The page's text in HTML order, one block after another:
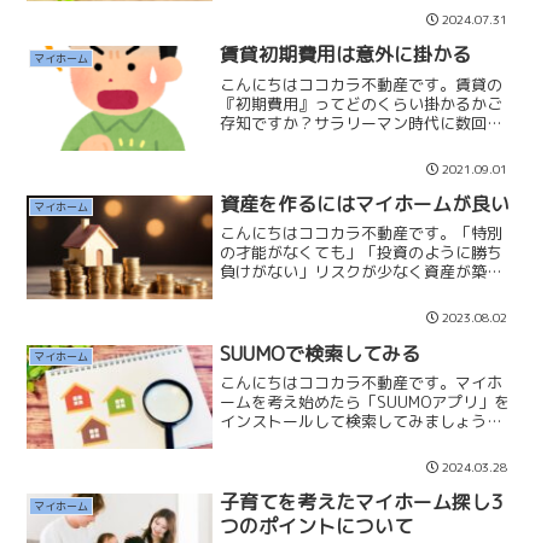
しそうであるとのご報告です。とても嬉
しい報告で本当に良かったと思っていま
す。結婚に向けての相談...
2024.07.31
マイホーム 賃貸初期費用は意外に掛かる
こんにちはココカラ不動産です。賃貸の
『初期費用』ってどのくらい掛かるかご
存知ですか？サラリーマン時代に数回賃
約金や家賃補助を負担していただいてい
ましたので大変さがわかっていませんで
した。また私は売買を専門...
2021.09.01
マイホーム 資産を作るにはマイホームが良い
こんにちはココカラ不動産です。「特別
の才能がなくても」「投資のように勝ち
負けがない」リスクが少なく資産が築け
なら「非正規・アルバイト」でも融資を
受けることが出来ます。収入が高い低い
は関係ありません。収入に...
2023.08.02
マイホーム SUUMOで検索してみる
こんにちはココカラ不動産です。マイホ
ームを考え始めたら「SUUMOアプリ」を
インストールして検索してみましょう。
活設計など、パートナーと話し合えると
思います。まずは自分が「住みたい街」
や「住みたい駅」の物...
2024.03.28
マイホーム
子育てを考えたマイホーム探し3
つのポイントについて